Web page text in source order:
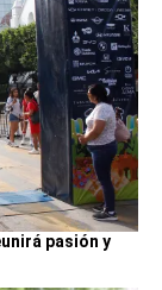
pasión y